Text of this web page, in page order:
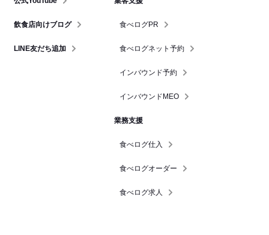
飲食店向けブログ
LINE友だち追加
食べログPR
食べログネット予約
インバウンド予約
インバウンドMEO
業務支援
食べログ仕入
食べログオーダー
食べログ求人